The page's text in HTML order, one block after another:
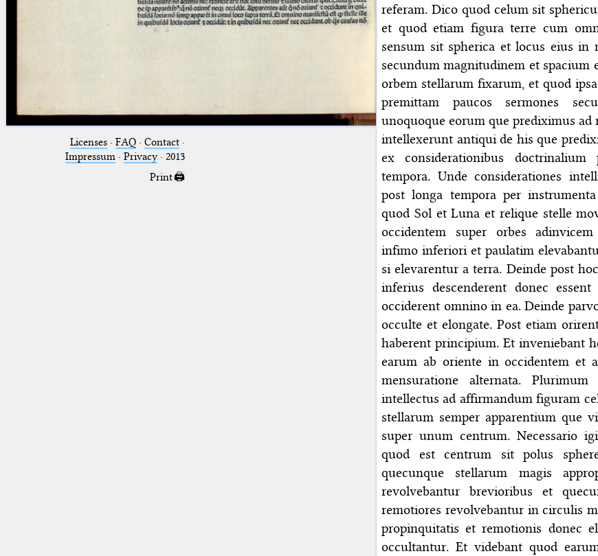
Images
Resources
Licenses· FAQ· Contact·
Impressum· Privacy· 2013
Print 🖨
referam. Dico quod celum sit
et quod etiam figura terre cum
sensum sit spherica et locus eius in
secundum magnitudinem et spacium
orbem stellarum fixarum, et quod
premittam paucos sermones
unoquoque eorum que prediximus
intellexerunt antiqui de his que
ex considerationibus
tempora. Unde considerationes
post longa tempora per
quod Sol et Luna et relique stelle
occidentem super orbes
infimo inferiori et paulatim
si elevarentur a terra. Deinde post
inferius descenderent donec
occiderent omnino in ea. Deinde
occulte et elongate. Post etiam
haberent principium. Et inveniebant
earum ab oriente in occidentem et
mensuratione alternata.
intellectus ad affirmandum figuram
stellarum semper apparentium que
super unum centrum. Necessario
quod est centrum sit polus
quecunque stellarum magis
revolvebantur brevioribus et
remotiores revolvebantur in circulis
propinquitatis et remotionis donec
occultantur. Et videbant quod